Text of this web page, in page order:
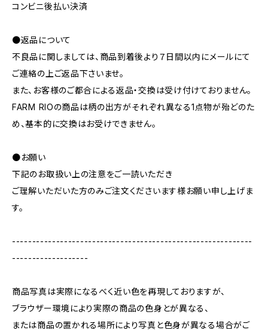
コンビニ後払い決済
●返品について
不良品に関しましては、商品到着後より７日間以内にメールにて
ご連絡の上ご返品下さいませ。
また、お客様のご都合による返品・交換は受け付けておりません。
FARM RIOの商品は柄の出方がそれぞれ異なる1点物が殆どのた
め、基本的に交換はお受けできません。
●お願い
下記のお取扱い上の注意をご一読いただき
ご理解いただいた方のみご注文くださいます様お願い申し上げま
す。
------------------------------------------------------------
-------------------
商品写真は実際になるべく近い色を再現しておりますが、
ブラウザー環境により実際の商品の色身とが異なる、
または商品の置かれる場所により写真と色身が異なる場合がご